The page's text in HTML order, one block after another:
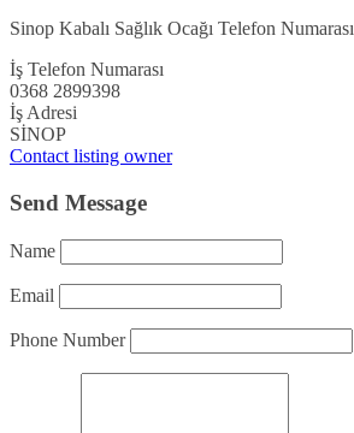
Sinop Kabalı Sağlık Ocağı Telefon Numarası
İş Telefon Numarası
0368 2899398
İş Adresi
SİNOP
Contact listing owner
Send Message
Name
Email
Phone Number